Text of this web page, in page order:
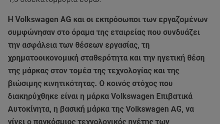
Η Volkswagen AG και οι εκπρόσωποι των εργαζομένων
συμφώνησαν στο όραμα της εταιρείας που συνδυάζει
την ασφάλεια των θέσεων εργασίας, τη
χρηματοοικονομική σταθερότητα και την ηγετική θέση
της μάρκας στον τομέα της τεχνολογίας και της
βιώσιμης κινητικότητας. Ο κοινός στόχος που
διακηρύχθηκε είναι η μάρκα Volkswagen Επιβατικά
Αυτοκίνητα, η βασική μάρκα της Volkswagen AG, να
γίνει ο παγκόσμιος τεχνολογικός ηγέτης των